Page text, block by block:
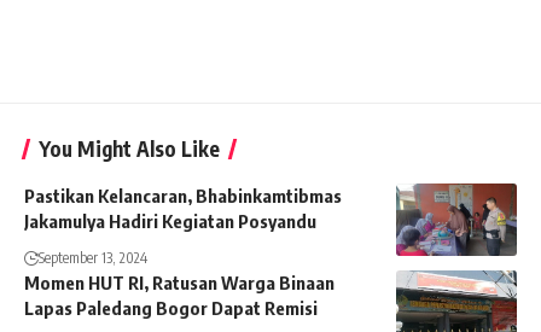
You Might Also Like
Pastikan Kelancaran, Bhabinkamtibmas
Jakamulya Hadiri Kegiatan Posyandu
September 13, 2024
Momen HUT RI, Ratusan Warga Binaan
Lapas Paledang Bogor Dapat Remisi